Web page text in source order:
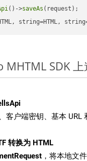
()->saveAs (request);
string=HTML,
MHTML SDK
客户端密钥、基本 URL
转换为 HTML
，将本地文